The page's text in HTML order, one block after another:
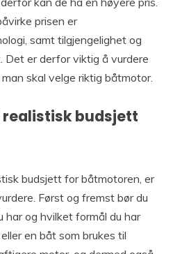
prisen er
samt tilgjengelighet og
Det er derfor viktig å vurdere
skal velge riktig båtmotor.
budsjett
budsjett for båtmotoren, er
Først og fremst bør du
har og hvilket formål du har
en båt som brukes til